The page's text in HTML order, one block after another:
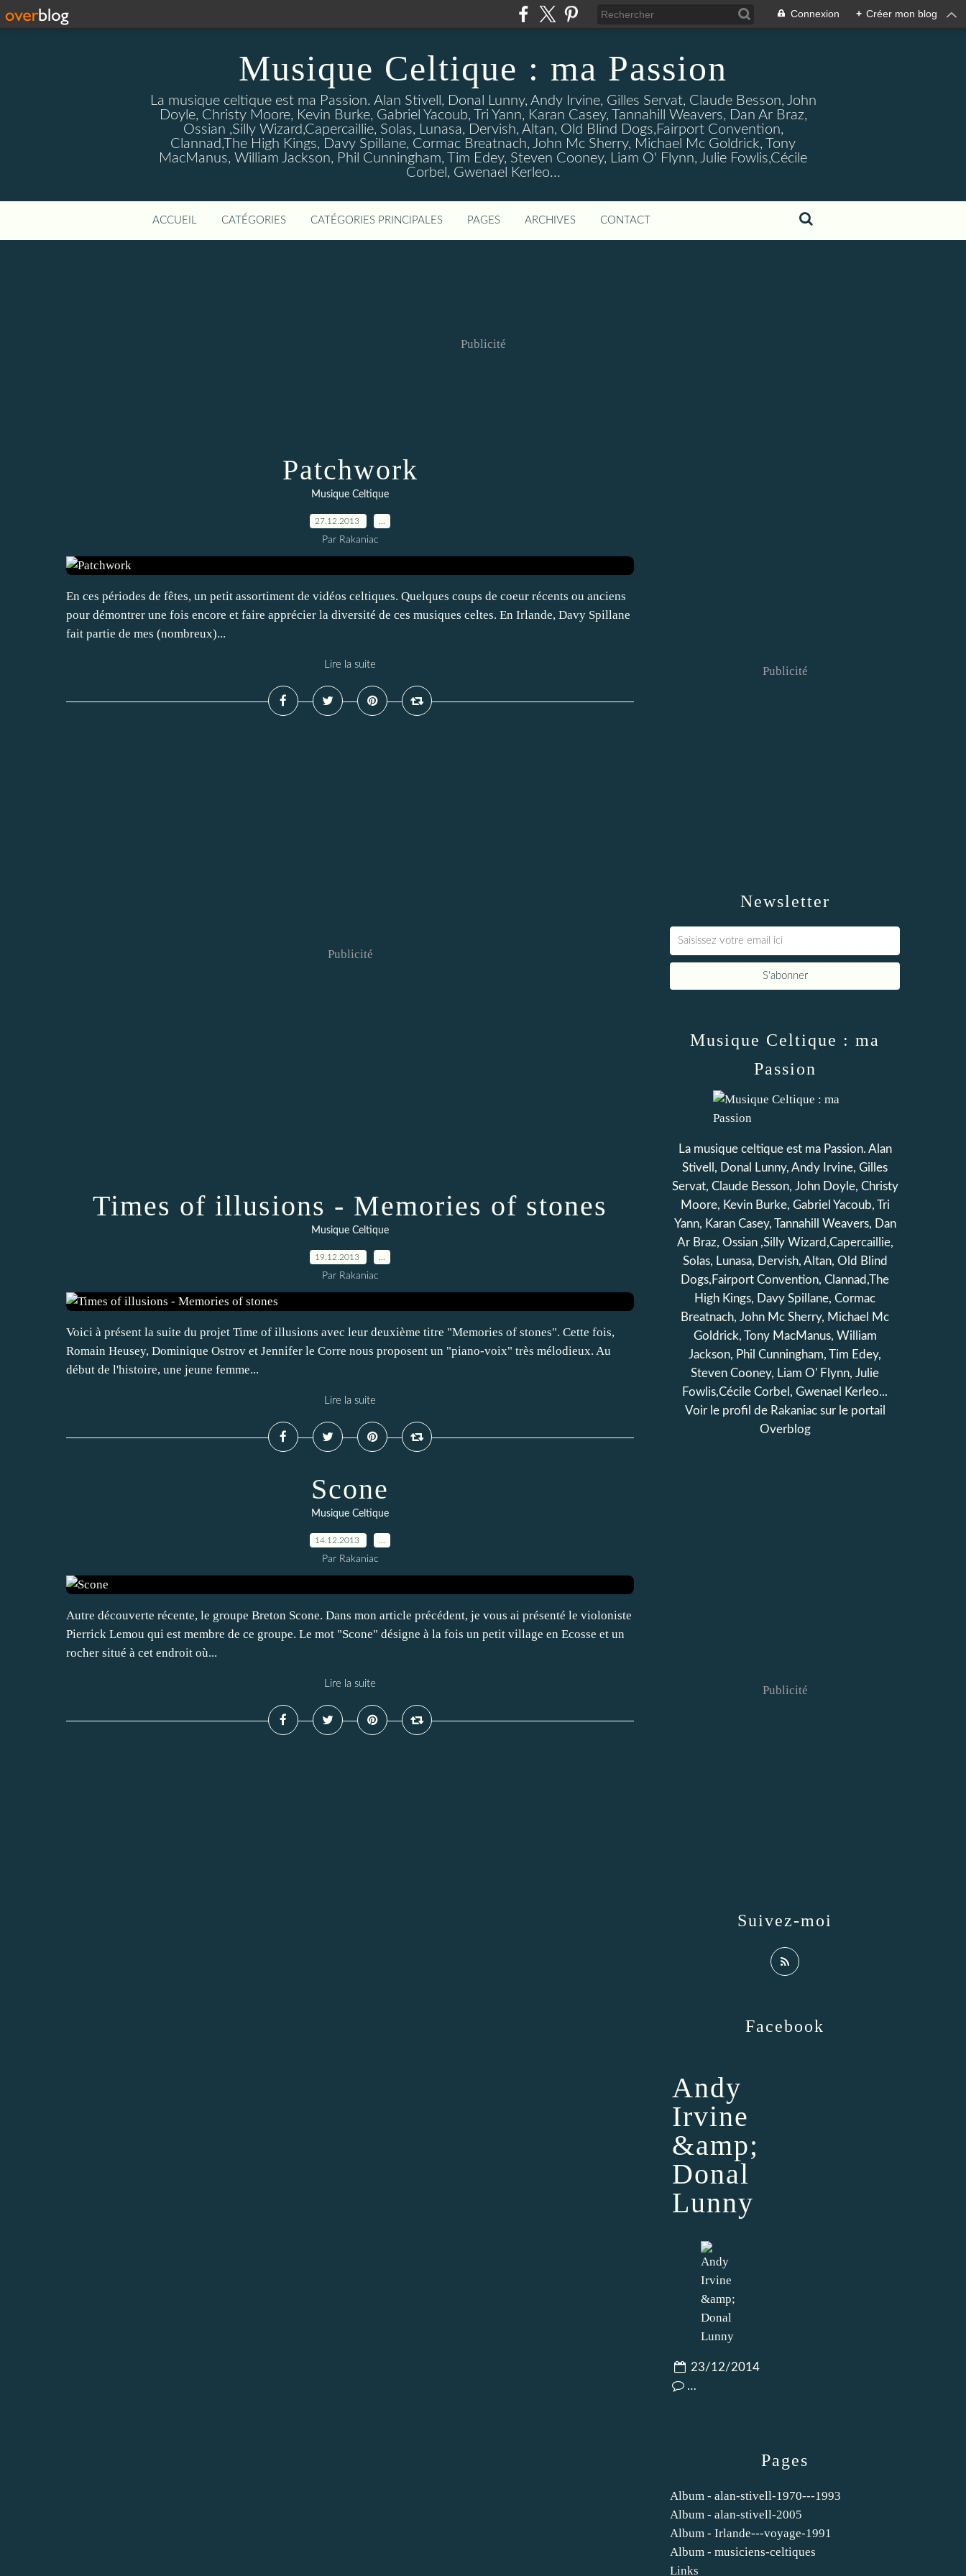
Connexion + Créer mon blog
Musique Celtique : ma Passion
La musique celtique est ma Passion. Alan Stivell, Donal Lunny, Andy Irvine, Gilles Servat, Claude Besson, John
Doyle, Christy Moore, Kevin Burke, Gabriel Yacoub, Tri Yann, Karan Casey, Tannahill Weavers, Dan Ar Braz,
Ossian ,Silly Wizard,Capercaillie, Solas, Lunasa, Dervish, Altan, Old Blind Dogs,Fairport Convention,
Clannad,The High Kings, Davy Spillane, Cormac Breatnach, John Mc Sherry, Michael Mc Goldrick, Tony
MacManus, William Jackson, Phil Cunningham, Tim Edey, Steven Cooney, Liam O' Flynn, Julie Fowlis,Cécile
Corbel, Gwenael Kerleo...
ACCUEIL CATÉGORIES CATÉGORIES PRINCIPALES PAGES ARCHIVES CONTACT
Publicité
Patchwork
Musique Celtique
27.12.2013
Par Rakaniac
En ces périodes de fêtes, un petit assortiment de vidéos celtiques. Quelques coups de coeur récents ou anciens
pour démontrer une fois encore et faire apprécier la diversité de ces musiques celtes. En Irlande, Davy Spillane
fait partie de mes (nombreux)...
Lire la suite
Publicité
Times of illusions - Memories of stones
Musique Celtique
19.12.2013
Par Rakaniac
Voici à présent la suite du projet Time of illusions avec leur deuxième titre "Memories of stones". Cette fois,
Romain Heusey, Dominique Ostrov et Jennifer le Corre nous proposent un "piano-voix" très mélodieux. Au
début de l'histoire, une jeune femme...
Lire la suite
Scone
Musique Celtique
14.12.2013
Par Rakaniac
Autre découverte récente, le groupe Breton Scone. Dans mon article précédent, je vous ai présenté le violoniste
Pierrick Lemou qui est membre de ce groupe. Le mot "Scone" désigne à la fois un petit village en Ecosse et un
rocher situé à cet endroit où...
Lire la suite
Newsletter
Publicité
Pages
Album - alan-stivell-1970---1993
Album - alan-stivell-2005
Album - Irlande---voyage-1991
Album - musiciens-celtiques
Links
Musique Celtique : ma
Passion
La musique celtique est ma Passion. Alan
Stivell, Donal Lunny, Andy Irvine, Gilles
Servat, Claude Besson, John Doyle, Christy
Moore, Kevin Burke, Gabriel Yacoub, Tri
Yann, Karan Casey, Tannahill Weavers, Dan
Ar Braz, Ossian ,Silly Wizard,Capercaillie,
Solas, Lunasa, Dervish, Altan, Old Blind
Dogs,Fairport Convention, Clannad,The
High Kings, Davy Spillane, Cormac
Breatnach, John Mc Sherry, Michael Mc
Goldrick, Tony MacManus, William
Jackson, Phil Cunningham, Tim Edey,
Steven Cooney, Liam O' Flynn, Julie
Fowlis,Cécile Corbel, Gwenael Kerleo...
Voir le profil de Rakaniacsur le portail
Overblog
Suivez-moi
Facebook
Andy
Irvine
&amp;
Donal
Lunny
23/12/2014
…
Publicité